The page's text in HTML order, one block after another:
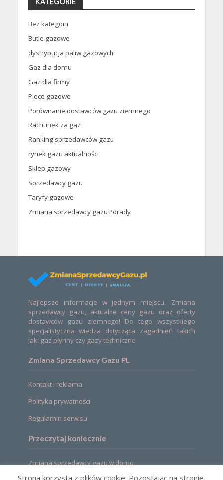
Bez kategorii
Butle gazowe
dystrybucja paliw gazowych
Gaz dla domu
Gaz dla firmy
Piece gazowe
Porównanie dostawców gazu ziemnego
Rachunek za gaz
Ranking sprzedawców gazu
rynek gazu aktualności
Sklep gazowy
Sprzedawcy gazu
Taryfy gazowe
Zmiana sprzedawcy gazu Porady
Najlepsze informacje w jednym miejscu. Zmiana
sprzedawcy gazu, aktualne ceny gazu oraz oferty
dostawców gazu ziemnego! Do tego wszystkiego
specjalistyczna wiedza dotycząca zagadnień takich
jak: gaz płynny czy gazy techniczne
Zmiana Sprzedawcy Gazu PL
Kontakt i reklama
Polityka prywatności
Regulamin serwisu
Przeczytaj koniecznie
Zmiana sprzedawcy gazu w domu
Strona korzysta z plików cookie. Pozostając na stronie,